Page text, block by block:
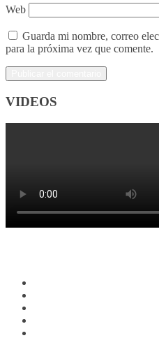
Web
Guarda mi nombre, correo
para la próxima vez que comente.
VIDEOS